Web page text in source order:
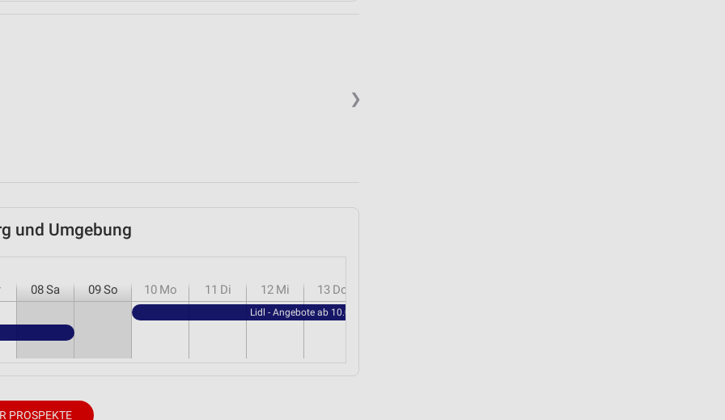
❯
und Umgebung
08Sa 09So 10 Mo 11 Di 12 Mi 13 Do
Lidl - Angebote ab 10.08.
PROSPEKTE